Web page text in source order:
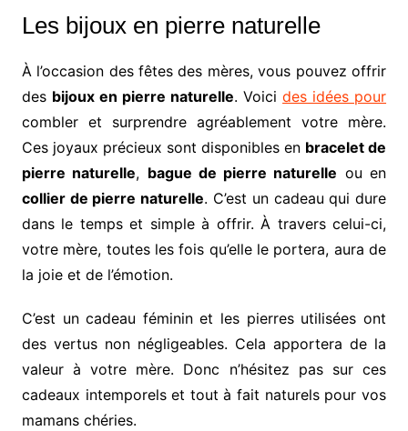
Les bijoux en pierre naturelle
À l’occasion des fêtes des mères, vous pouvez offrir
des bijoux en pierre naturelle. Voicides idées pour
combler et surprendre agréablement votre mère.
Ces joyaux précieux sont disponibles en bracelet de
pierre naturelle, bague de pierre naturelle ou en
collier de pierre naturelle. C’est un cadeau qui dure
dans le temps et simple à offrir. À travers celui-ci,
votre mère, toutes les fois qu’elle le portera, aura de
la joie et de l’émotion.
C’est un cadeau féminin et les pierres utilisées ont
des vertus non négligeables. Cela apportera de la
valeur à votre mère. Donc n’hésitez pas sur ces
cadeaux intemporels et tout à fait naturels pour vos
mamans chéries.